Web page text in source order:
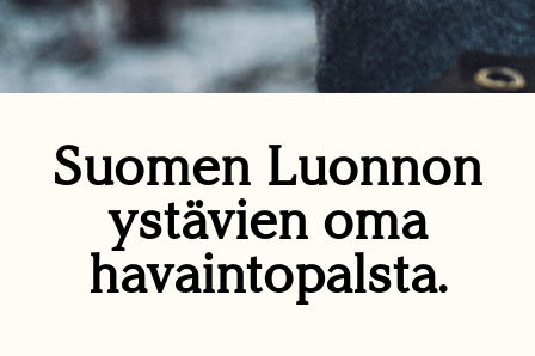
Suomen Luonnon
ystävien oma
havaintopalsta.